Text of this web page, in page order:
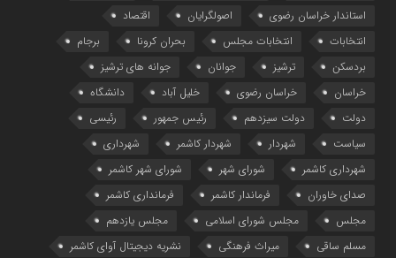
استاندار خراسان رضوی
اصولگرایان
اقتصاد
انتخابات
انتخابات مجلس بحران کرونا
برجام
بردسکن
ترشیز جوانان
جوانه های ترشیز
خراسان
خراسان رضوی خلیل آباد
دانشگاه
دولت
دولت سیزدهم رئیس جمهور
رئیسی
سیاست
شهردار شهردار کاشمر
شهرداری
شهرداری کاشمر
شورای شهر
شورای شهر کاشمر
صدای خاوران
فرماندار کاشمر
فرمانداری کاشمر
مجلس
مجلس شورای اسلامی
مجلس یازدهم
مسلم ساقی
میراث فرهنگی نشریه دیجیتال آوای کاشمر